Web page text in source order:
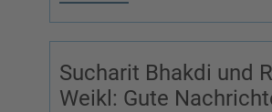
Sucharit Bhakdi und
Weikl: Gute